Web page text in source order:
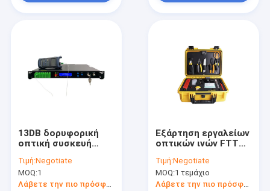
13DB δορυφορική
οπτική συσκευή
CATV
Τιμή:Negotiate
MOQ:1
Λάβετε την πιο πρόσφατη τιμή
Εξάρτηση εργαλείων
οπτικών ινών FTTH
Τιμή:Negotiate
MOQ:1 τεμάχιο